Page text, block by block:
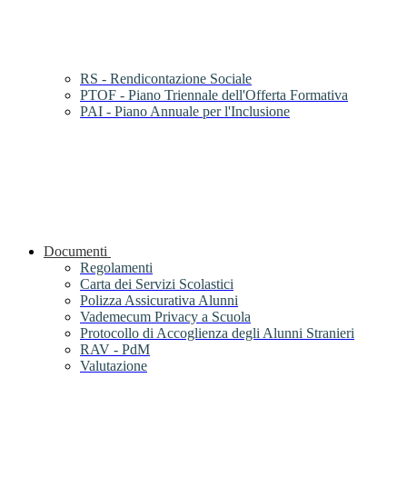
RS - Rendicontazione Sociale
PTOF - Piano Triennale dell'Offerta Formativa
PAI - Piano Annuale per l'Inclusione
Documenti
Regolamenti
Carta dei Servizi Scolastici
Polizza Assicurativa Alunni
Vademecum Privacy a Scuola
Protocollo di Accoglienza degli Alunni Stranieri
RAV - PdM
Valutazione